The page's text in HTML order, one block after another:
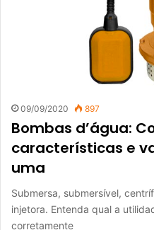
09/09/2020 897
Bombas d’água:
características e
uma
Submersa, submersível,
injetora. Entenda qual a
corretamente